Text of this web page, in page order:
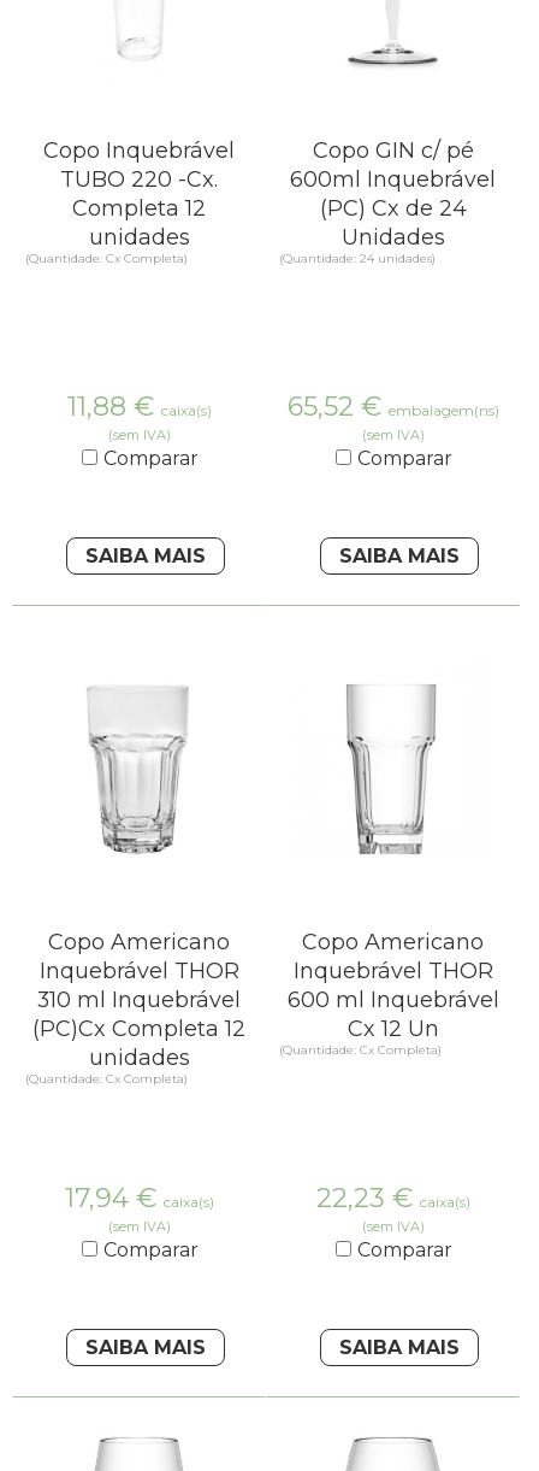
Copo Inquebrável
TUBO 220 -Cx.
Completa 12
unidades
(Quantidade: Cx Completa)
11,88 € caixa(s)
(sem IVA)
Comparar
SAIBA MAIS
Copo GIN c/ pé
600ml Inquebrável
(PC) Cx de 24
Unidades
(Quantidade: 24 unidades)
65,52 € embalagem(ns)
(sem IVA)
Comparar
SAIBA MAIS
Copo Americano
Inquebrável THOR
310 ml Inquebrável
(PC)Cx Completa 12
unidades
(Quantidade: Cx Completa)
17,94 € caixa(s)
(sem IVA)
Comparar
SAIBA MAIS
Copo Americano
Inquebrável THOR
600 ml Inquebrável
Cx 12 Un
(Quantidade: Cx Completa)
22,23 € caixa(s)
(sem IVA)
Comparar
SAIBA MAIS